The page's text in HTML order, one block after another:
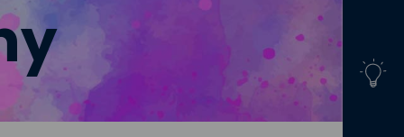
a školního klubu na školní rok 2026/2027
do školní družiny a školního klubu na školní rok 2026/2027